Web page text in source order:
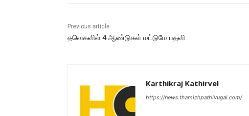
Previous article
தவெகவில் 4 ஆண்டுகள் மட்டுமே பதவி
Karthikraj Kathirvel
https://news.thamizhpathivugal.com/